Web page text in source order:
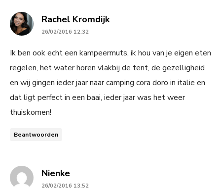
Rachel Kromdijksays:
26/02/2016 12:32
Ik ben ook echt een kampeermuts, ik hou van je eigen eten
regelen, het water horen vlakbij de tent, de gezelligheid
en wij gingen ieder jaar naar camping cora doro in italie en
dat ligt perfect in een baai, ieder jaar was het weer
thuiskomen!
Beantwoorden
Nienkesays:
26/02/2016 13:52